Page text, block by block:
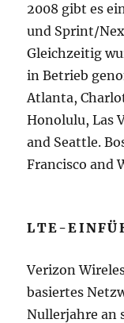
2008 gibt es
und Sprint/
Gleichzeitig
in Betrieb
Atlanta,
Honolulu, Las
and Seattle.
Francisco and
LTE-
Verizon
basiertes
Nullerjahre an